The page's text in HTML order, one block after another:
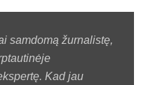
samdomą žurnalistę,
Kad jau